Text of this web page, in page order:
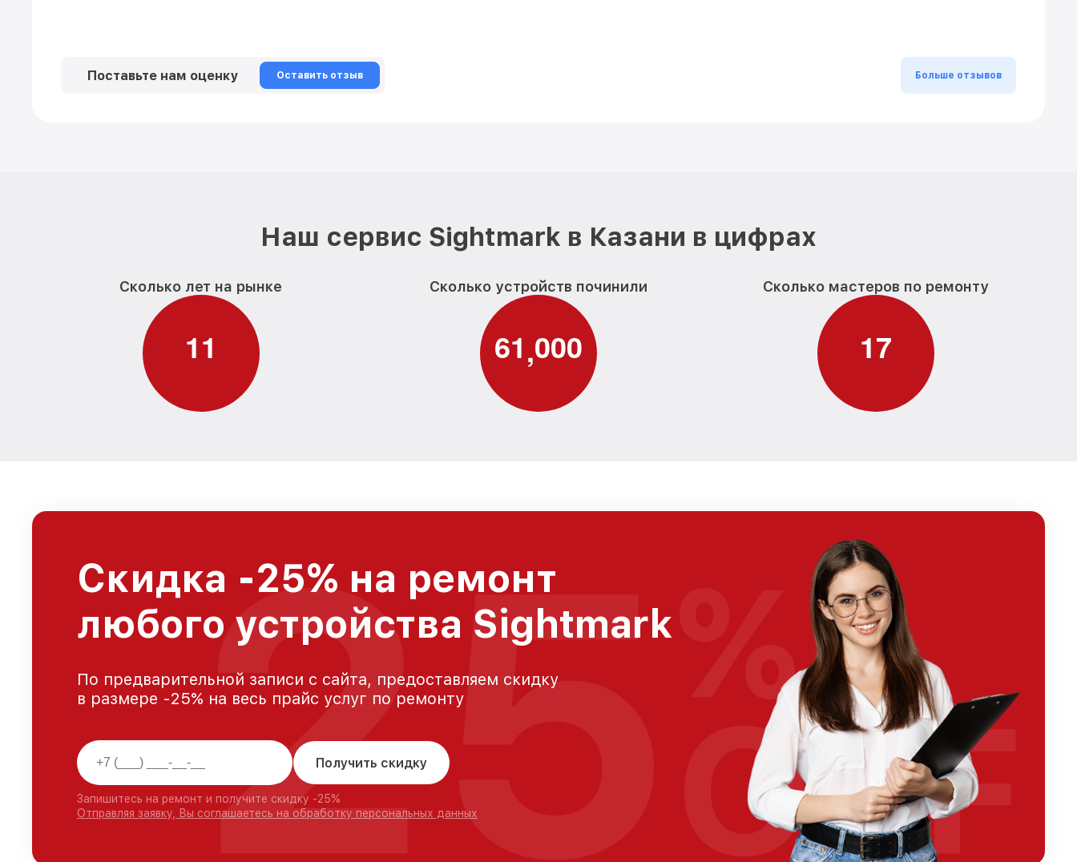
Поставьте нам оценку Оставить отзыв Больше отзывов
Наш сервис Sightmark в Казани в цифрах
Сколько лет на рынке
11
Сколько устройств починили
61,000
Сколько мастеров по ремонту
17
Скидка -25% на ремонт
любого устройства Sightmark
По предварительной записи с сайта, предоставляем скидку
в размере -25% на весь прайс услуг по ремонту
Получить скидку
Запишитесь на ремонт и получите скидку -25%
Отправляя заявку, Вы соглашаетесь на обработку персональных данных
25 %
OFF